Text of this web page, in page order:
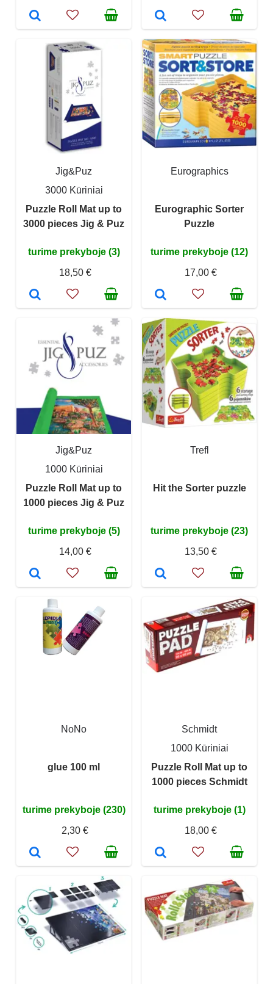
Jig&Puz
3000 Kūriniai
Puzzle Roll Mat up to
3000 pieces Jig & Puz
turime prekyboje (3)
18,50 €
Eurographics
Eurographic Sorter
Puzzle
turime prekyboje (12)
17,00 €
Jig&Puz
1000 Kūriniai
Puzzle Roll Mat up to
1000 pieces Jig & Puz
turime prekyboje (5)
14,00 €
Trefl
Hit the Sorter puzzle
turime prekyboje (23)
13,50 €
NoNo
glue 100 ml
turime prekyboje (230)
2,30 €
Schmidt
1000 Kūriniai
Puzzle Roll Mat up to
1000 pieces Schmidt
turime prekyboje (1)
18,00 €